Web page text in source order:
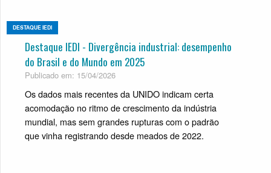
DESTAQUE IEDI
Destaque IEDI - Divergência industrial: desempenho
do Brasil e do Mundo em 2025
Publicado em: 15/04/2026
Os dados mais recentes da UNIDO indicam certa
acomodação no ritmo de crescimento da indústria
mundial, mas sem grandes rupturas com o padrão
que vinha registrando desde meados de 2022.